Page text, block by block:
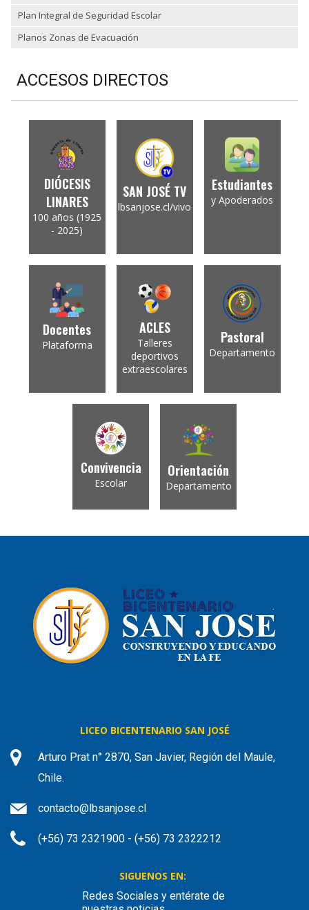
Plan Integral de Seguridad Escolar
Planos Zonas de Evacuación
ACCESOS DIRECTOS
DIÓCESIS
LINARES
100 años (1925
- 2025)
SAN JOSÉ TV
lbsanjose.cl/vivo
Estudiantes
y Apoderados
Docentes
Plataforma
ACLES
Talleres
deportivos
extraescolares
Pastoral
Departamento
Convivencia
Escolar
Orientación
Departamento
LICEO BICENTENARIO SAN JOSÉ
Arturo Prat n° 2870, San Javier, Región del Maule,
Chile.
contacto@lbsanjose.cl
(+56) 73 2321900 - (+56) 73 2322212
SIGUENOS EN:
Redes Sociales y entérate de